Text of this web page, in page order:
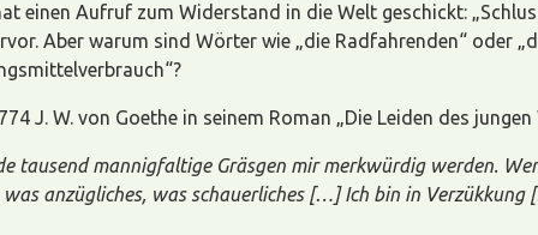
einen Aufruf zum Widerstand in die Welt geschickt:
Aber warum sind Wörter wie „die Radfahrenden“ oder
J. W. von Goethe in seinem Roman „Die Leiden des
tausend mannigfaltige Gräsgen mir merkwürdig werden.
anzügliches, was schauerliches […] Ich bin in